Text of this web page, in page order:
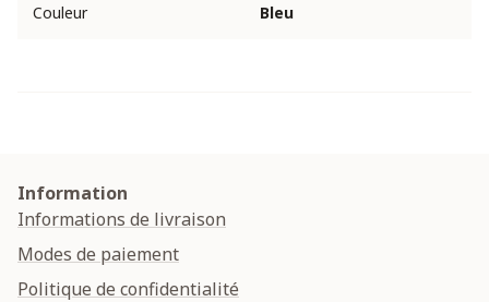
Couleur Bleu
Information
Informations de livraison
Modes de paiement
Politique de confidentialité